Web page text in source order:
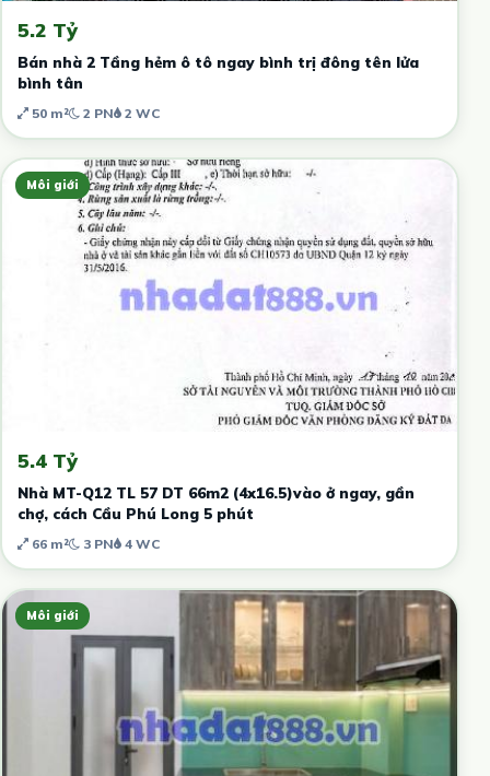
5.2 Tỷ
Bán nhà 2 Tầng hẻm ô tô ngay bình trị đông tên lửa
bình tân
50 m² 2 PN 2 WC
Môi giới
5.4 Tỷ
Nhà MT-Q12 TL 57 DT 66m2 (4x16.5)vào ở ngay, gần
chợ, cách Cầu Phú Long 5 phút
66 m² 3 PN 4 WC
Môi giới